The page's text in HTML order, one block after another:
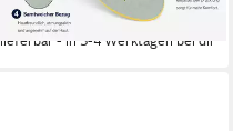
-44%
lieferbar - in 3-4 Werktagen bei dir